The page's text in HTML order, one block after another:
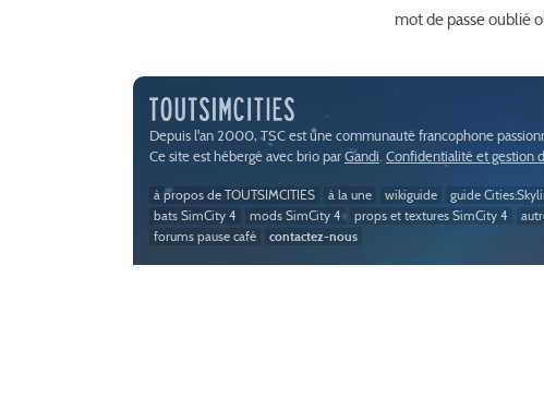
mot de passe oublié
Depuis l'an 2000, TSC est une communauté francophone
Ce site est hébergé avec brio par Gandi Confidentialité et gestion
à propos de TOUTSIMCITIES à la une wikiguide guide
bats SimCity 4
mods SimCity 4 props et textures SimCity 4
forums pause café
contactez-nous